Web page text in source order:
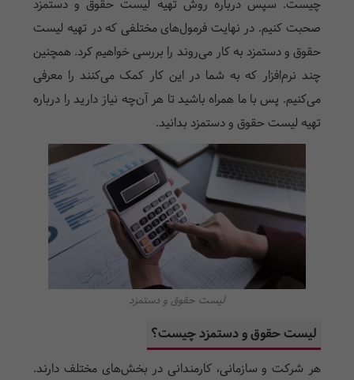
چیست. سپس درباره روش تهیه لیست حقوق و دستمزد
صحبت کنیم. در نهایت فرمول‌های مختلفی که در تهیه لیست
حقوق و دستمزد به کار می‌روند را بررسی خواهیم کرد. همچنین
چند نرم‌افزار که به شما در این کار کمک می‌کنند را معرفی
می‌کنیم. پس با ما همراه باشید تا هر آن‌چه نیاز دارید را درباره
تهیه لیست حقوق و دستمزد بدانید.
لیست حقوق و دستمزد
لیست حقوق و دستمزد چیست؟
هر شرکت و سازمانی، کارمندانی در بخش‌های مختلف دارند.